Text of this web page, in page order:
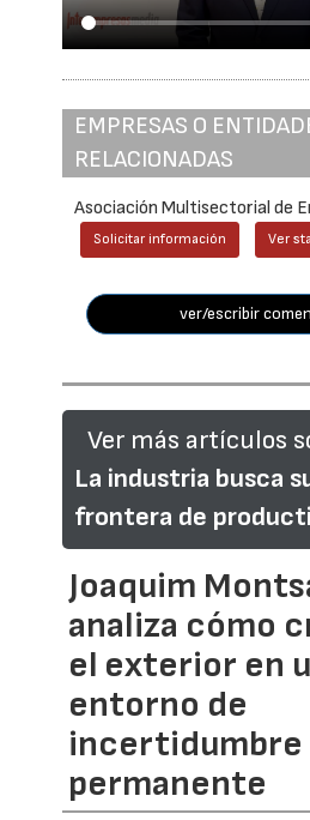
EMPRESAS O
RELACIONADAS
Asociación Multisectorial de
Solicitar información Ver
ver/escribir
Ver más artículos
La industria busca
frontera de
Joaquim
analiza cómo
el exterior en
entorno de
incertidumbre
permanente